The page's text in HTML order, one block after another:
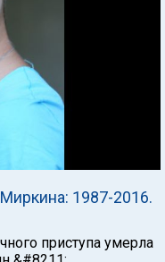
1987-2016.
приступа умерла